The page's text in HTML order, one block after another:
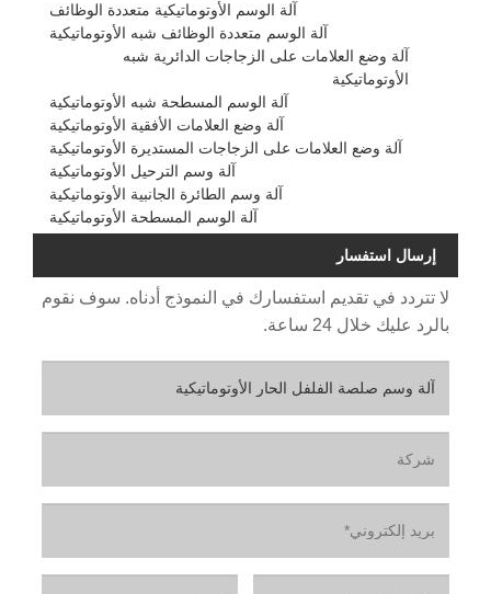
آلة الوسم الأوتوماتيكية متعددة الوظائف
آلة الوسم متعددة الوظائف شبه الأوتوماتيكية
آلة وضع العلامات على الزجاجات الدائرية شبه
الأوتوماتيكية
آلة الوسم المسطحة شبه الأوتوماتيكية
آلة وضع العلامات الأفقية الأوتوماتيكية
آلة وضع العلامات على الزجاجات المستديرة الأوتوماتيكية
آلة وسم الترحيل الأوتوماتيكية
آلة وسم الطائرة الجانبية الأوتوماتيكية
آلة الوسم المسطحة الأوتوماتيكية
إرسال استفسار
لا تتردد في تقديم استفسارك في النموذج أدناه. سوف نقوم
بالرد عليك خلال 24 ساعة.